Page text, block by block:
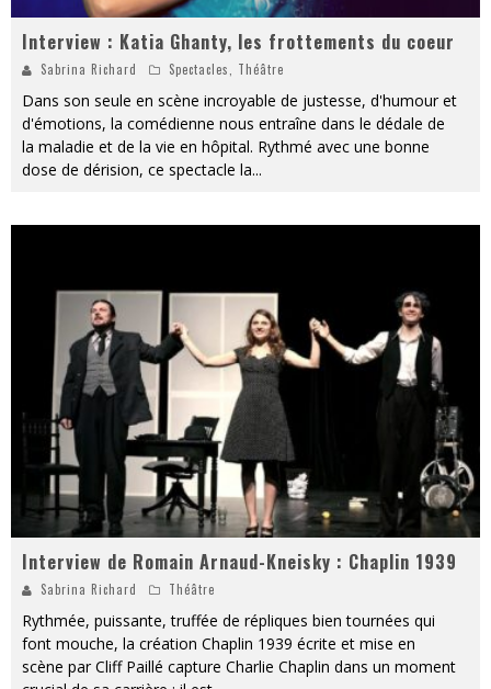
Interview : Katia Ghanty, les frottements du coeur
Sabrina Richard Spectacles Théâtre
Dans son seule en scène incroyable de justesse, d'humour et
d'émotions, la comédienne nous entraîne dans le dédale de
la maladie et de la vie en hôpital. Rythmé avec une bonne
dose de dérision, ce spectacle la...
Interview de Romain Arnaud-Kneisky : Chaplin 1939
Sabrina Richard Théâtre
Rythmée, puissante, truffée de répliques bien tournées qui
font mouche, la création Chaplin 1939 écrite et mise en
scène par Cliff Paillé capture Charlie Chaplin dans un moment